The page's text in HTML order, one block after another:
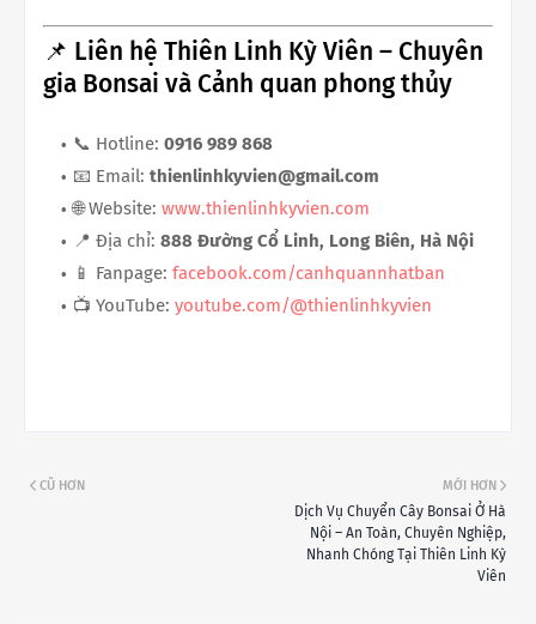
📌 Liên hệ Thiên Linh Kỳ Viên – Chuyên
gia Bonsai và Cảnh quan phong thủy
📞 Hotline: 0916 989 868
📧 Email: thienlinhkyvien@gmail.com
🌐 Website: www.thienlinhkyvien.com
📍 Địa chỉ: 888 Đường Cổ Linh, Long Biên, Hà Nội
📱 Fanpage: facebook.com/canhquannhatban
📺 YouTube: youtube.com/@thienlinhkyvien
MỚI HƠN
Dịch Vụ Chuyển Cây Bonsai Ở Hà
Nội – An Toàn, Chuyên Nghiệp,
Nhanh Chóng Tại Thiên Linh Kỳ
Viên
CŨ HƠN